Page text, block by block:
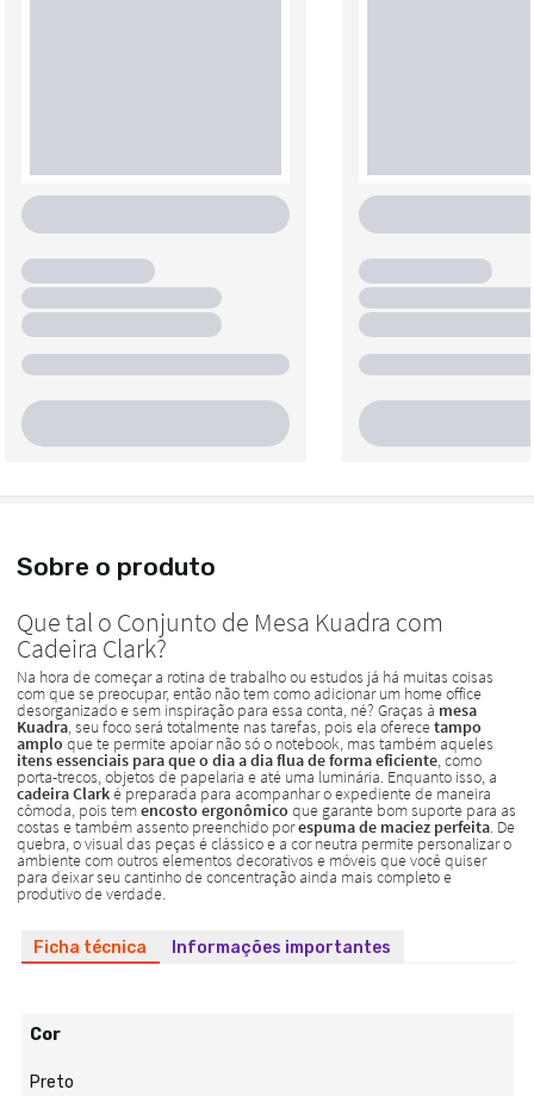
Sobre o produto
Ficha técnica Informações importantes
Cor
Preto